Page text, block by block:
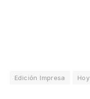
Edición Impresa Hoy